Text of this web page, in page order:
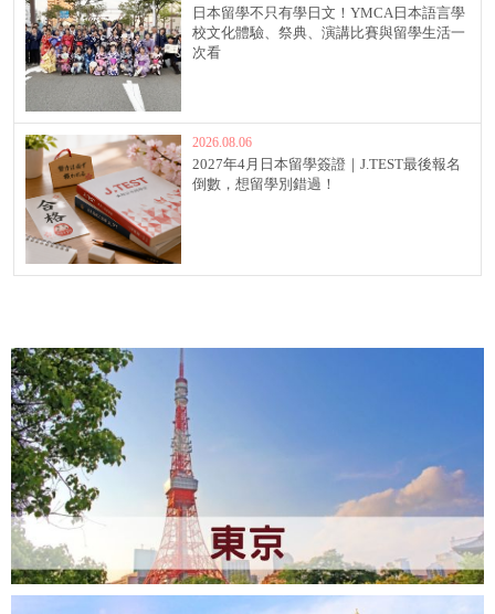
日本留學不只有學日文！YMCA日本語言學
校文化體驗、祭典、演講比賽與留學生活一
次看
2026.08.06
2027年4月日本留學簽證｜J.TEST最後報名
倒數，想留學別錯過！